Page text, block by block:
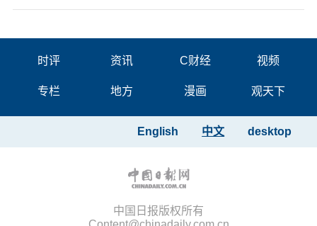
时评 资讯 C财经 视频
专栏 地方 漫画 观天下
desktop
中文
English
中国日报版权所有